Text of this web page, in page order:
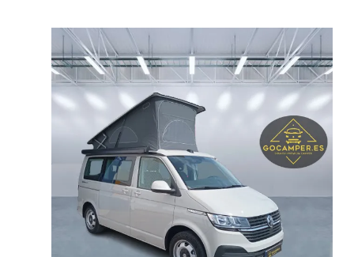
precio
original
era:
69,900.00€.
El
precio
actual
es:
55,900.00€.